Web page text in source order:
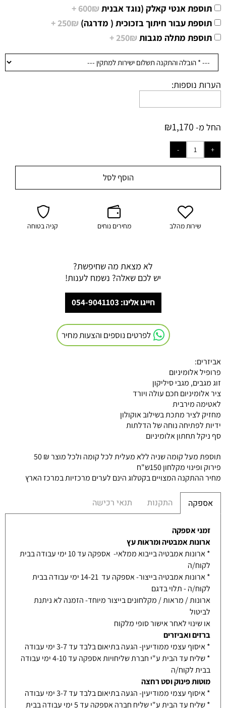
תוספת אנטי קאלק (נוגד אבנית 600₪ +
תוספת עבור חיתוך בזכוכית ( מדרגה) 250₪ +
תוספת מתלה מגבות 250₪ +
הערות נוספות:
החל מ- ₪1,170
הוסף לסל
שירות מהלב מחירים נוחים קניה בטוחה
לא מצאת מה שחיפשת?
יש לכם שאלה? נשמח לענות!
חייגו אלינו: 054-9041103
לפרטים נוספים והצעות מחיר
אביזרים:
פרופיל אלומיניום
זוג מגבים, מגבי סיליקון
ציר אלומיניום חכם עולה ויורד
לאטימה מירבית
מחזיק לציר מתכת בשילוב אוקולון
ידיות לפתיחה נוחה של הדלתות
סף ניקל תחתון אלומיניום
תוספת מעל קומה שניה ללא מעלית לכל קומה ולכל מוצר ₪ 50
פירוק ופינוי מקלחון 150ש"ח
מחיר ההתקנה המצויים בקטלוג הינם לערים מרכזיות במרכז הארץ
אספקה התקנות תנאי רכישה
זמני אספקה
ארונות אמבטיה ומראות עץ
* ארונות אמבטיה בייבוא ממלאי- אספקה עד 10 ימי עבודה בבית
לקוח/ה
* ארונות אמבטיה בייצור- אספקה עד 14-21 ימי עבודה בבית
לקוח/ה - תלוי בדגם
ארונות / מראות / מקלחונים בייצור מיוחד- הזמנה לא ניתנת
לביטול
או שינוי לאחר אישור סופי מלקוח
ברזים ואביזרים
* איסוף עצמי ממודיעין- הגעה בתיאום בלבד עד 3-7 ימי עבודה
* שליח עד הבית ע"י חברת שליחויות אספקה עד 4-10 ימי עבודה
בבית לקוח/ה
מוטות פינוק וסט רחצה
* איסוף עצמי ממודיעין- הגעה בתיאום בלבד עד 3-7 ימי עבודה
* שליח עד הבית ע"י שליח חברה אספקה עד 5 ימי עבודה בבית